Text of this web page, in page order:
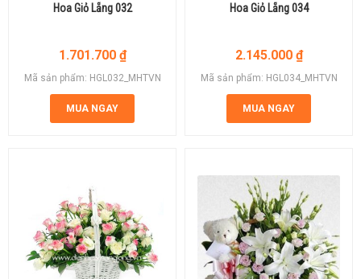
Hoa Giỏ Lẵng 032
1.701.700 ₫
Mã sản phẩm: HGL032_MHTVN
MUA NGAY
Hoa Giỏ Lẵng 034
2.145.000 ₫
Mã sản phẩm: HGL034_MHTVN
MUA NGAY